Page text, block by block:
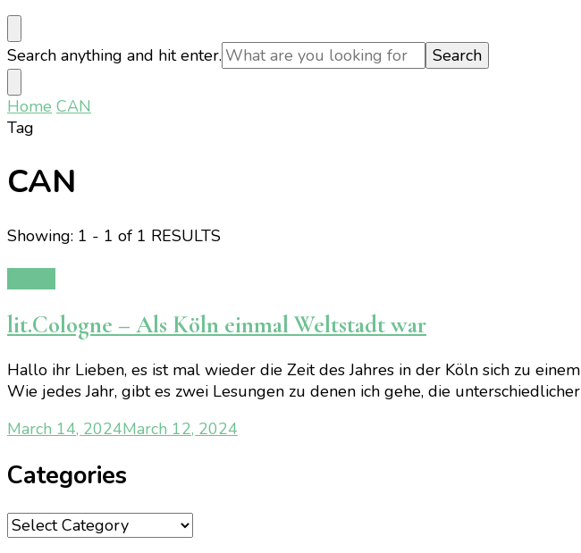
Looking
for
Something?
Search anything and hit enter.
Home CAN
Tag
CAN
Showing: 1 - 1 of 1 RESULTS
lit.Cologne – Als Köln einmal Weltstadt war
Hallo ihr Lieben, es ist mal wieder die Zeit des Jahres in der Köln sich zu
Wie jedes Jahr, gibt es zwei Lesungen zu denen ich gehe, die
March 14, 2024March 12, 2024
Categories
Categories